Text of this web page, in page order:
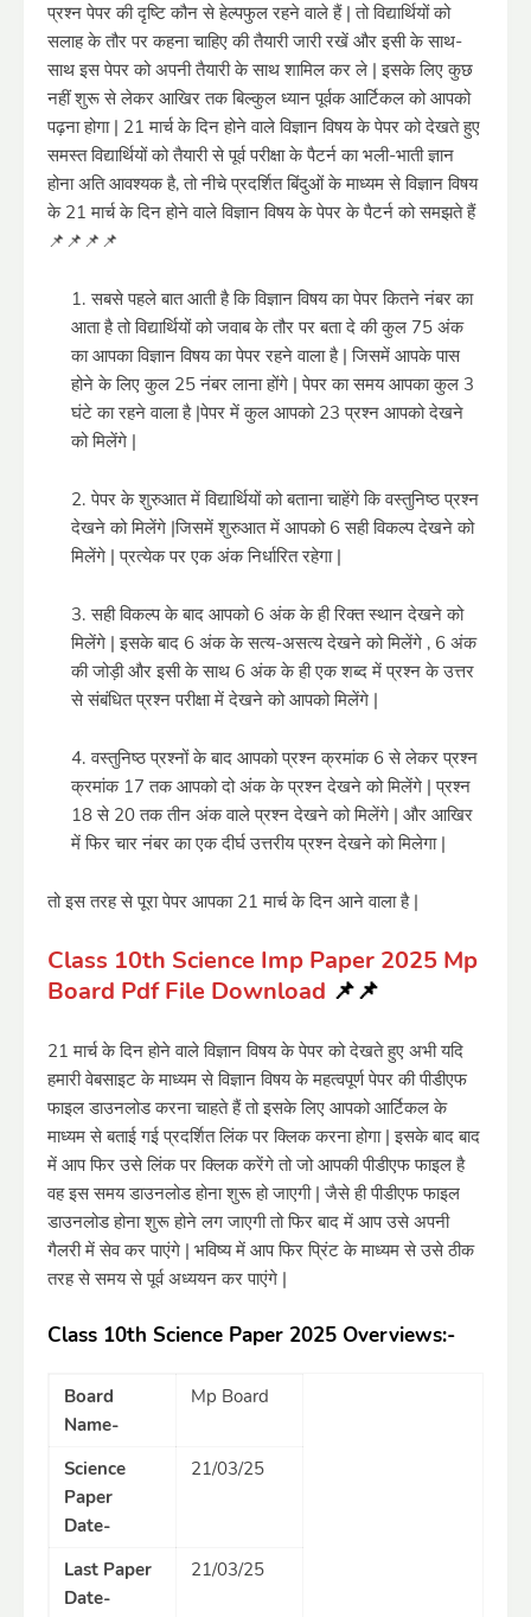
प्रश्न पेपर की दृष्टि कौन से हेल्पफुल रहने वाले हैं | तो विद्यार्थियों को
सलाह के तौर पर कहना चाहिए की तैयारी जारी रखें और इसी के साथ-
साथ इस पेपर को अपनी तैयारी के साथ शामिल कर ले | इसके लिए कुछ
नहीं शुरू से लेकर आखिर तक बिल्कुल ध्यान पूर्वक आर्टिकल को आपको
पढ़ना होगा | 21 मार्च के दिन होने वाले विज्ञान विषय के पेपर को देखते हुए
समस्त विद्यार्थियों को तैयारी से पूर्व परीक्षा के पैटर्न का भली-भाती ज्ञान
होना अति आवश्यक है, तो नीचे प्रदर्शित बिंदुओं के माध्यम से विज्ञान विषय
के 21 मार्च के दिन होने वाले विज्ञान विषय के पेपर के पैटर्न को समझते हैं
📌📌📌📌
सबसे पहले बात आती है कि विज्ञान विषय का पेपर कितने नंबर का
आता है तो विद्यार्थियों को जवाब के तौर पर बता दे की कुल 75 अंक
का आपका विज्ञान विषय का पेपर रहने वाला है | जिसमें आपके पास
होने के लिए कुल 25 नंबर लाना होंगे | पेपर का समय आपका कुल 3
घंटे का रहने वाला है |पेपर में कुल आपको 23 प्रश्न आपको देखने
को मिलेंगे |
पेपर के शुरुआत में विद्यार्थियों को बताना चाहेंगे कि वस्तुनिष्ठ प्रश्न
देखने को मिलेंगे |जिसमें शुरुआत में आपको 6 सही विकल्प देखने को
मिलेंगे | प्रत्येक पर एक अंक निर्धारित रहेगा |
सही विकल्प के बाद आपको 6 अंक के ही रिक्त स्थान देखने को
मिलेंगे | इसके बाद 6 अंक के सत्य-असत्य देखने को मिलेंगे , 6 अंक
की जोड़ी और इसी के साथ 6 अंक के ही एक शब्द में प्रश्न के उत्तर
से संबंधित प्रश्न परीक्षा में देखने को आपको मिलेंगे |
वस्तुनिष्ठ प्रश्नों के बाद आपको प्रश्न क्रमांक 6 से लेकर प्रश्न
क्रमांक 17 तक आपको दो अंक के प्रश्न देखने को मिलेंगे | प्रश्न
18 से 20 तक तीन अंक वाले प्रश्न देखने को मिलेंगे | और आखिर
में फिर चार नंबर का एक दीर्घ उत्तरीय प्रश्न देखने को मिलेगा |
तो इस तरह से पूरा पेपर आपका 21 मार्च के दिन आने वाला है |
Class 10th Science Imp Paper 2025 Mp
Board Pdf File Download 📌📌
21 मार्च के दिन होने वाले विज्ञान विषय के पेपर को देखते हुए अभी यदि
हमारी वेबसाइट के माध्यम से विज्ञान विषय के महत्वपूर्ण पेपर की पीडीएफ
फाइल डाउनलोड करना चाहते हैं तो इसके लिए आपको आर्टिकल के
माध्यम से बताई गई प्रदर्शित लिंक पर क्लिक करना होगा | इसके बाद बाद
में आप फिर उसे लिंक पर क्लिक करेंगे तो जो आपकी पीडीएफ फाइल है
वह इस समय डाउनलोड होना शुरू हो जाएगी | जैसे ही पीडीएफ फाइल
डाउनलोड होना शुरू होने लग जाएगी तो फिर बाद में आप उसे अपनी
गैलरी में सेव कर पाएंगे | भविष्य में आप फिर प्रिंट के माध्यम से उसे ठीक
तरह से समय से पूर्व अध्ययन कर पाएंगे |
Class 10th Science Paper 2025 Overviews:-
Board
Name-
Mp Board
Science
Paper
Date-
21/03/25
Last Paper
Date-
21/03/25